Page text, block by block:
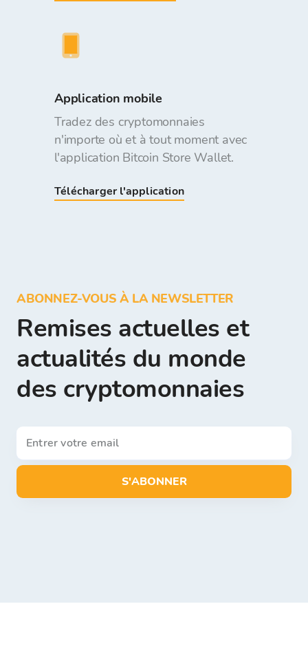
Application mobile
Tradez des cryptomonnaies
n'importe où et à tout moment avec
l'application Bitcoin Store Wallet.
Télécharger l'application
ABONNEZ-VOUS À LA NEWSLETTER
Remises actuelles et
actualités du monde
des cryptomonnaies
S'ABONNER